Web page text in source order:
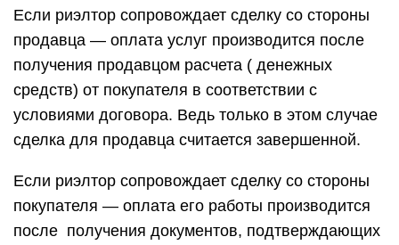
Если риэлтор сопровождает сделку со стороны
продавца — оплата услуг производится после
получения продавцом расчета ( денежных
средств) от покупателя в соответствии с
условиями договора. Ведь только в этом случае
сделка для продавца считается завершенной.
Если риэлтор сопровождает сделку со стороны
покупателя — оплата его работы производится
после получения документов, подтверждающих